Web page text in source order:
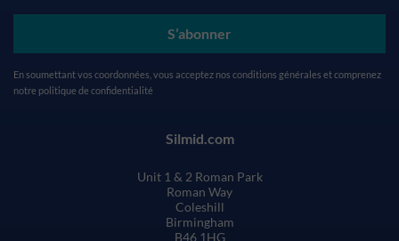
S’abonner
En soumettant vos coordonnées, vous acceptez nos conditions générales et comprenez
notre politique de confidentialité
Silmid.com
Unit 1 & 2 Roman Park
Roman Way
Coleshill
Birmingham
B46 1HG